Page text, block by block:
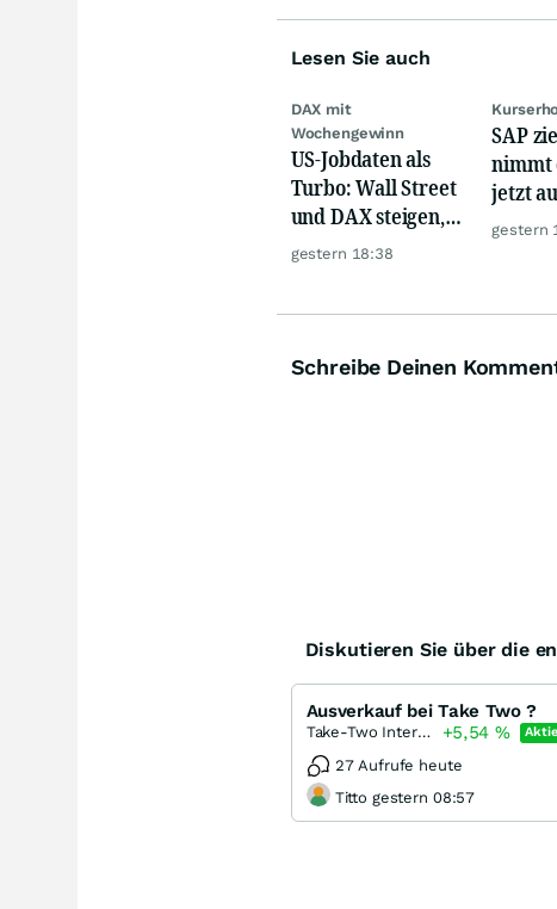
Lesen Sie auch
DAX mit
Wochengewinn
US-Jobdaten als
Turbo: Wall Street
und DAX steigen,
Gold glänzt
gestern 18:38
SAP
nimmt
jetzt
Hürde?
gestern
Schreibe Deinen
Diskutieren Sie über die
Ausverkauf bei Take Two ?
Take-Two Interactive Software +5,54 % Aktie
27 Aufrufe heute
Titto gestern 08:57